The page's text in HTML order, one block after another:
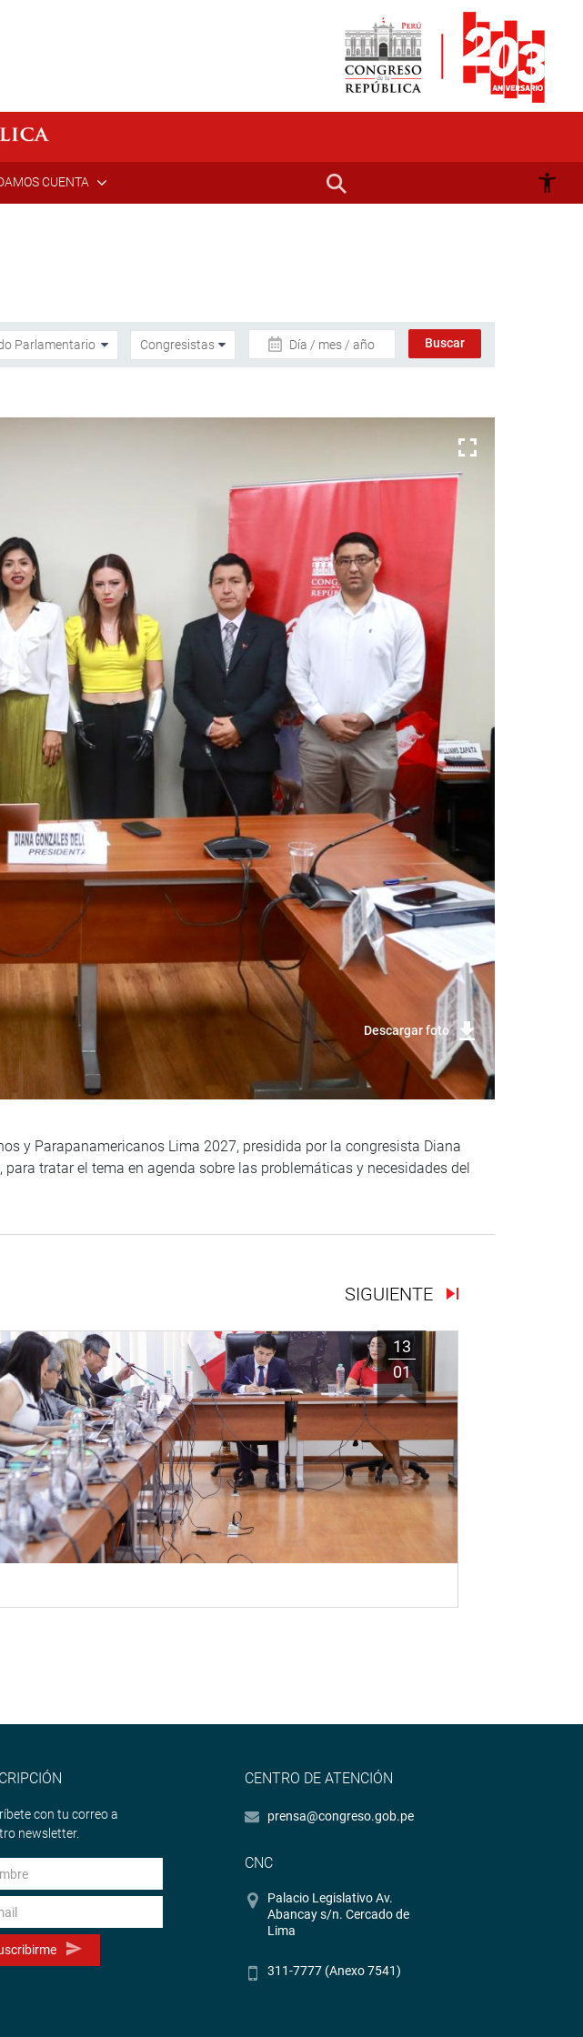
CUENTA
Día / mes / año
Descargar foto
y Parapanamericanos Lima 2027, presidida por la congresista Diana
tratar el tema en agenda sobre las problemáticas y necesidades del
SIGUIENTE
13
01
con tu correo a
newsletter.
CENTRO DE ATENCIÓN
prensa@congreso.gob.pe
CNC
Palacio Legislativo Av.
Abancay s/n. Cercado de
Lima
311-7777 (Anexo 7541)